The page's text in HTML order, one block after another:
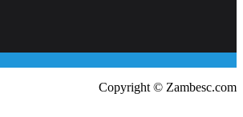
Copyright © Zambesc.com